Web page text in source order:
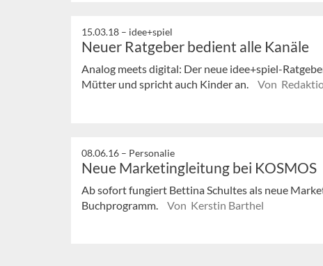
15.03.18 – idee+spiel
Neuer Ratgeber bedient alle Kanäle
Analog meets digital: Der neue idee+spiel-
Mütter und spricht auch Kinder an.
Von
08.06.16 – Personalie
Neue Marketingleitung bei KOSMOS
Ab sofort fungiert Bettina Schultes als neue
Buchprogramm.
Von Kerstin Barthel